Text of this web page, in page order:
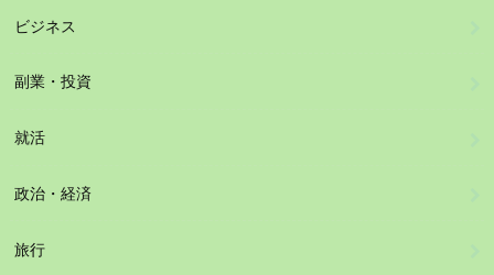
ビジネス
副業・投資
就活
政治・経済
旅行